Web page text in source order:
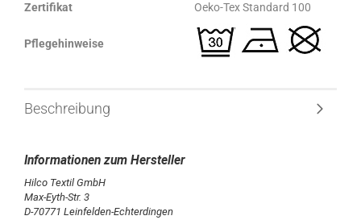
Zertifikat Oeko-Tex Standard 100
Pflegehinweise
Beschreibung
Hilco Textil GmbH
Max-Eyth-Str. 3
D-70771 Leinfelden-Echterdingen